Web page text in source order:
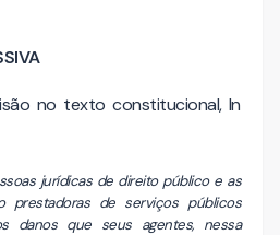
no texto constitucional, In
jurídicas de direito público e as
prestadoras de serviços públicos
danos que seus agentes, nessa